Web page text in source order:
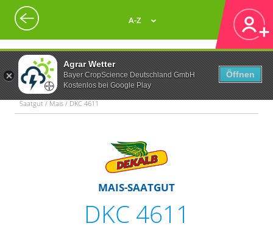
Agrar Wetter
Bayer CropScience Deutschland GmbH
Kostenlos bei Google Play
Öffnen
A-Z
Saatgut / Mais / DKC 4611
MAIS-SAATGUT
DKC 4611